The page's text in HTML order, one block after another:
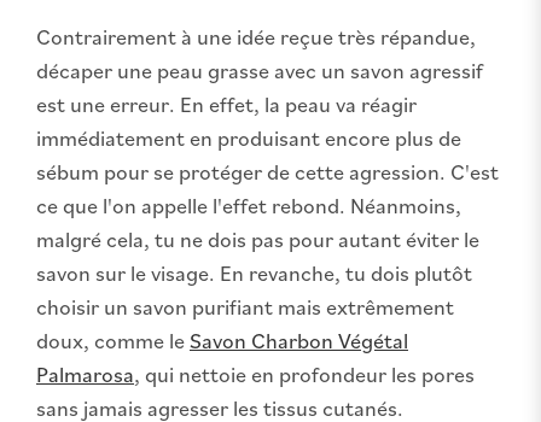
Contrairement à une idée reçue très répandue,
décaper une peau grasse avec un savon agressif
est une erreur. En effet, la peau va réagir
immédiatement en produisant encore plus de
sébum pour se protéger de cette agression. C'est
ce que l'on appelle l'effet rebond. Néanmoins,
malgré cela, tu ne dois pas pour autant éviter le
savon sur le visage. En revanche, tu dois plutôt
choisir un savon purifiant mais extrêmement
doux, comme leSavon Charbon Végétal
Palmarosa, qui nettoie en profondeur les pores
sans jamais agresser les tissus cutanés.